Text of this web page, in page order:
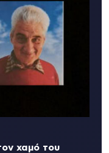
χαμό του